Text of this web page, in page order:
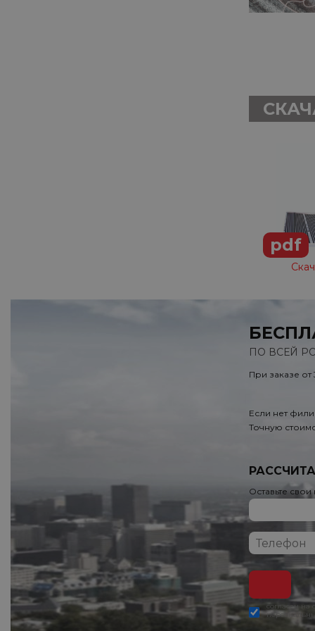
pdf
ПО ВСЕЙ
При заказе
Если нет
Точную
Оставьте
согласен на